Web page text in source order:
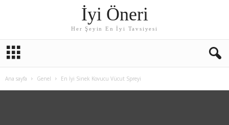
İyi Öneri
Her Şeyin En İyi Tavsiyesi
Ana sayfa Genel En İyi Sinek Kovucu Vücut Spreyi